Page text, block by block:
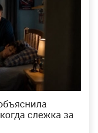
слежка за